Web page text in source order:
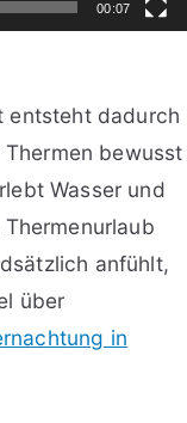
00:07
entsteht dadurch
bewusst
Wasser und
anfühlt,
über
in